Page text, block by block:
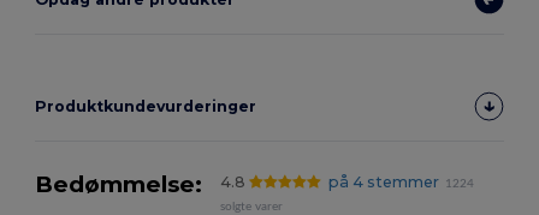
Produktkundevurderinger
Bedømmelse: 4.8 på 4 stemmer
1224
solgte varer